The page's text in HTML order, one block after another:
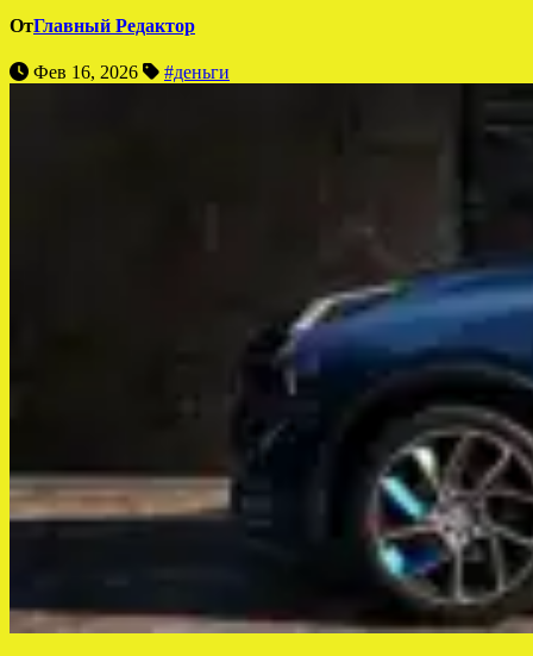
ОтГлавный Редактор
Фев 16, 2026 #деньги